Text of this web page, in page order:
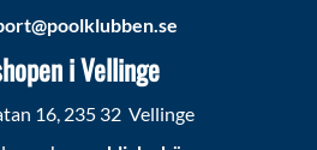
i Vellinge
16, 235 32 Vellinge